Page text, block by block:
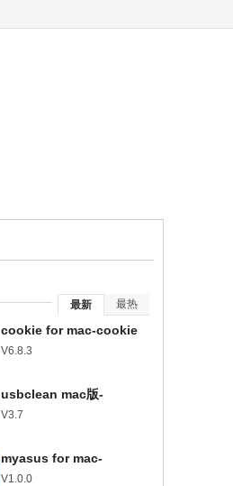
最新 最热
cookie for mac-cookie
mac版下载 v6.8.3
V6.8.3
usbclean mac版-
usbclean for mac下载
V3.7
myasus for mac-
myasus mac版下载
V1.0.0